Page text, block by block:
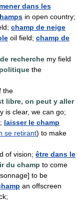
dans les
in open country;
champ de neige
oil field; champ de
recherche my field
the
the
libre, on peut y aller
is clear, we can go;
laisser le champ
se retirant) to make
of vision; être dans le
du champ to come
to be
an offscreen